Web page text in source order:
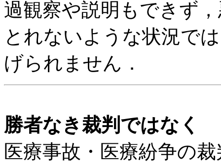
過観察や説明もできず
とれないような状況で
げられません．
勝者なき裁判ではなく
医療事故・医療紛争の